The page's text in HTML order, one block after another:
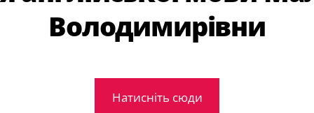
Володимирівни
Натисніть сюди